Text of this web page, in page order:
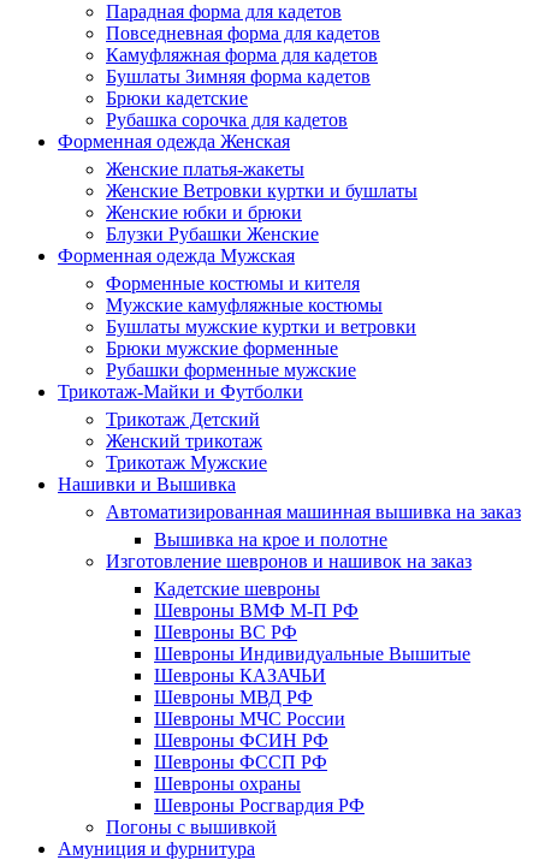
Парадная форма для кадетов
Повседневная форма для кадетов
Камуфляжная форма для кадетов
Бушлаты Зимняя форма кадетов
Брюки кадетские
Рубашка сорочка для кадетов
Форменная одежда Женская
Женские платья-жакеты
Женские Ветровки куртки и бушлаты
Женские юбки и брюки
Блузки Рубашки Женские
Форменная одежда Мужская
Форменные костюмы и кителя
Мужские камуфляжные костюмы
Бушлаты мужские куртки и ветровки
Брюки мужские форменные
Рубашки форменные мужские
Трикотаж-Майки и Футболки
Трикотаж Детский
Женский трикотаж
Трикотаж Мужские
Нашивки и Вышивка
Автоматизированная машинная вышивка на заказ
Вышивка на крое и полотне
Изготовление шевронов и нашивок на заказ
Кадетские шевроны
Шевроны ВМФ М-П РФ
Шевроны ВС РФ
Шевроны Индивидуальные Вышитые
Шевроны КАЗАЧЬИ
Шевроны МВД РФ
Шевроны МЧС России
Шевроны ФСИН РФ
Шевроны ФССП РФ
Шевроны охраны
Шевроны Росгвардия РФ
Погоны с вышивкой
Амуниция и фурнитура